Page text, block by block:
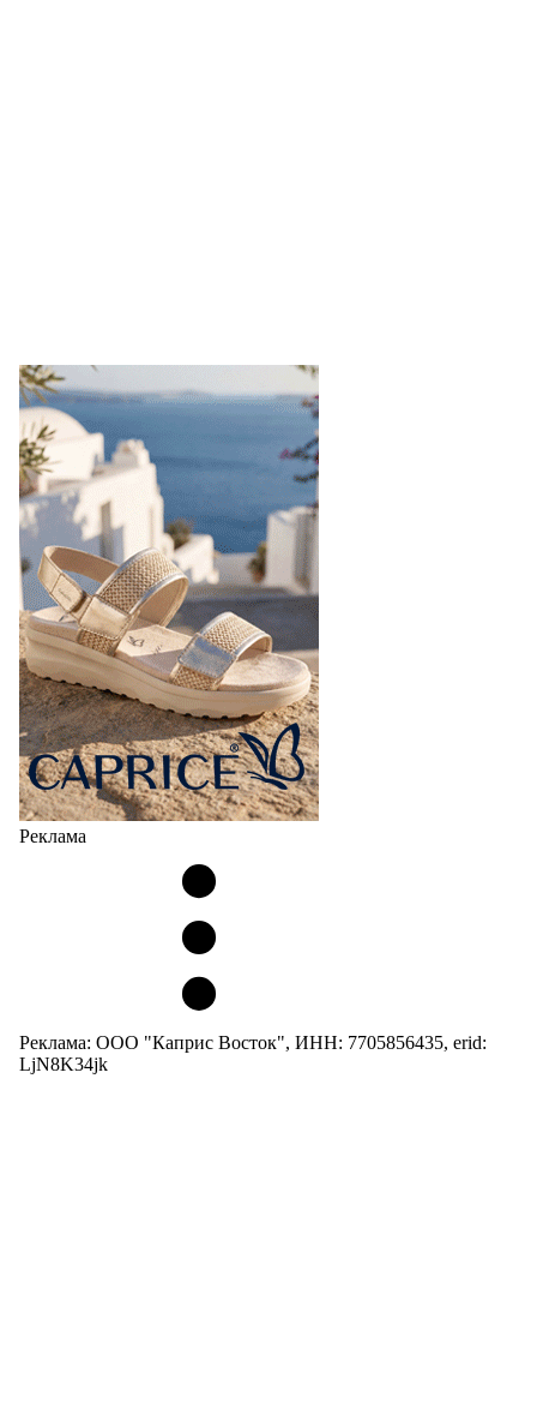
Реклама
Реклама: ООО "Каприс Восток", ИНН: 7705856435, erid:
LjN8K34jk